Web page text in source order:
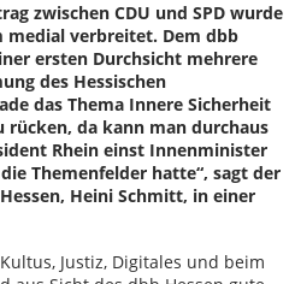
zwischen CDU und SPD wurde
verbreitet. Dem dbb
ersten Durchsicht mehrere
des Hessischen
das Thema Innere Sicherheit
rücken, da kann man durchaus
Rhein einst Innenminister
Themenfelder hatte“, sagt der
Heini Schmitt, in einer
Justiz, Digitales und beim